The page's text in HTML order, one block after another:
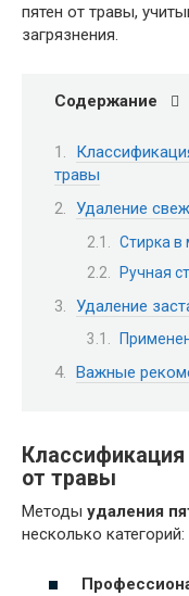
пятен от травы,
загрязнения.
Содержание
травы
Удаление
Стирка в
Ручная
Удаление
Важные
от травы
Методы удаления
несколько категорий: